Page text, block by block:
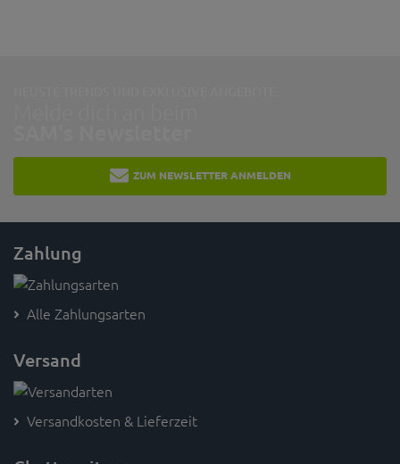
ZUM NEWSLETTER ANMELDEN
Zahlung
Alle Zahlungsarten
Versand
Versandkosten & Lieferzeit